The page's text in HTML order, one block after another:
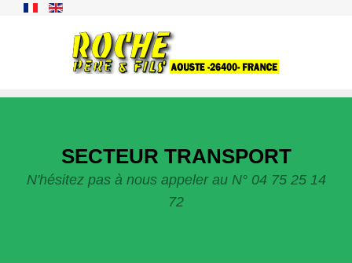
SECTEUR TRANSPORT
N'hésitez pas à nous appeler au N° 04 75 25 14
72